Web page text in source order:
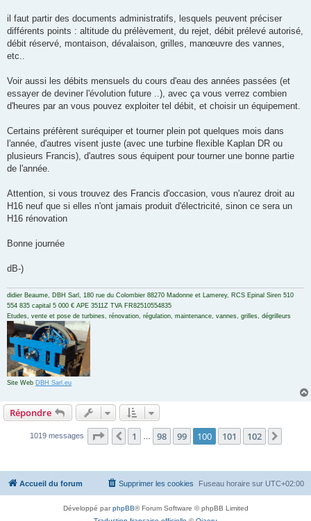
g
il faut partir des documents administratifs, lesquels peuvent préciser
différents points : altitude du prélèvement, du rejet, débit prélevé autorisé,
débit réservé, montaison, dévalaison, grilles, manœuvre des vannes,
etc..
Voir aussi les débits mensuels du cours d'eau des années passées (et
essayer de deviner l'évolution future ..), avec ça vous verrez combien
d'heures par an vous pouvez exploiter tel débit, et choisir un équipement.
Certains préfèrent suréquiper et tourner plein pot quelques mois dans
l'année, d'autres visent juste (avec une turbine flexible Kaplan DR ou
plusieurs Francis), d'autres sous équipent pour tourner une bonne partie
de l'année.
Attention, si vous trouvez des Francis d'occasion, vous n'aurez droit au
H16 neuf que si elles n'ont jamais produit d'électricité, sinon ce sera un
H16 rénovation
Bonne journée
dB-)
didier Beaume, DBH Sarl, 180 rue du Colombier 88270 Madonne et Lamerey, RCS Epinal Siren 510
554 835 capital 5 000 € APE 3511Z TVA FR82510554835
Etudes, vente et pose de turbines, rénovation, régulation, maintenance, vannes, grilles, dégrilleurs
Site Web DBH Sarl.eu
Répondre
1019 messages Page 100 sur102
Précédent
1 98 99 100 101 102
Accueil du forum Fuseau horaire sur UTC+02:00
Supprimer les cookies
Développé parphpBB® Forum Software © phpBB Limited